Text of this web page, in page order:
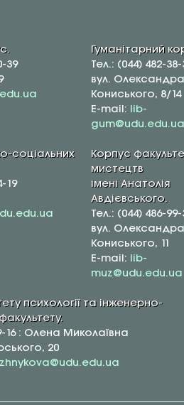
39
Гуманітарний
Тел.: (044) 482-38-
вул. Олександра
Кониського, 8/14
E-mail:
lib-
gum@udu.edu.ua
соціальних
19
Корпус
мистецтв
імені Анатолія
Авдієвського.
Тел.: (044) 486-99-
вул. Олександра
Кониського, 11
E-mail:
lib-
muz@udu.edu.ua
психології та інженерно-
16 : Олена Миколаївна
20